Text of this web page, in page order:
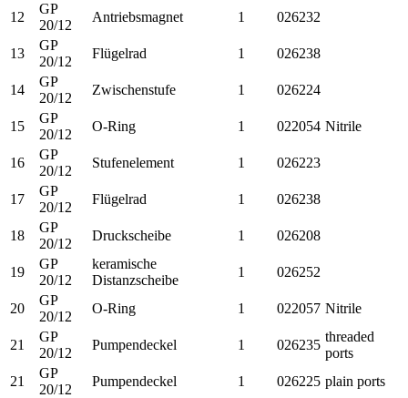
12
GP
20/12
Antriebsmagnet 1 026232
13
GP
20/12
Flügelrad 1 026238
14
GP
20/12
Zwischenstufe 1 026224
15
GP
20/12
O-Ring 1 022054 Nitrile
16
GP
20/12
Stufenelement 1 026223
17
GP
20/12
Flügelrad 1 026238
18
GP
20/12
Druckscheibe 1 026208
19
GP
20/12
keramische
Distanzscheibe
1 026252
20
GP
20/12
O-Ring 1 022057 Nitrile
21
GP
20/12
Pumpendeckel 1 026235
threaded
ports
21
GP
20/12
Pumpendeckel 1 026225 plain ports